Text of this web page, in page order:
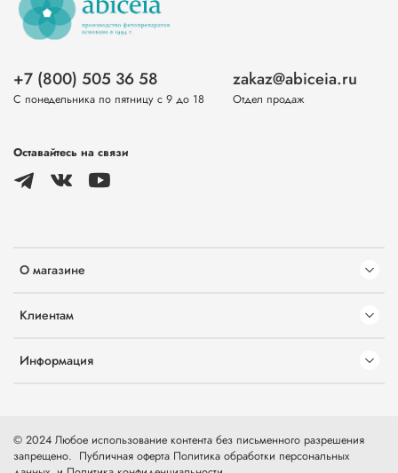
О магазине
Клиентам
Информация
+7 (800) 505 36 58
С понедельника по пятницу с 9 до 18
zakaz@abiceia.ru
Отдел продаж
Оставайтесь на связи
© 2024 Любое использование контента без письменного разрешения
запрещено. Публичная оферта Политика обработки персональных